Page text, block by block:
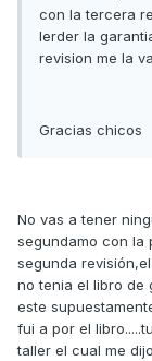
con la tercera
lerder la
revision me la
Gracias chicos
No vas a tener
segundamo con la
segunda
no tenia el libro de
este
fui a por el
taller el cual me